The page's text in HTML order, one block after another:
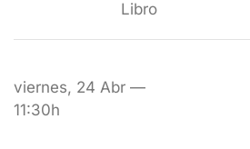
Libro
viernes, 24 Abr —
11:30h